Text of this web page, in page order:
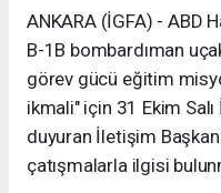
ANKARA (İGFA) - ABD
B-1B bombardıman
görev gücü eğitim
ikmali" için 31 Ekim
duyuran İletişim
çatışmalarla ilgisi